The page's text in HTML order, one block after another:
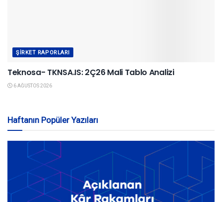
ŞIRKET RAPORLARI
Teknosa- TKNSA.IS: 2Ç26 Mali Tablo Analizi
6 AĞUSTOS 2026
Haftanın Popüler Yazıları